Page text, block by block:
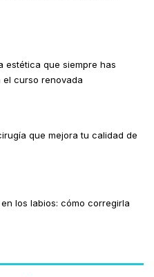
estética que siempre has
el curso renovada
que mejora tu calidad de
los labios: cómo corregirla